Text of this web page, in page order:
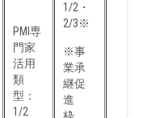
PMI専
門家
活用
類
型：
1/2
1/2・
2/3※
※事
業承
継促
進